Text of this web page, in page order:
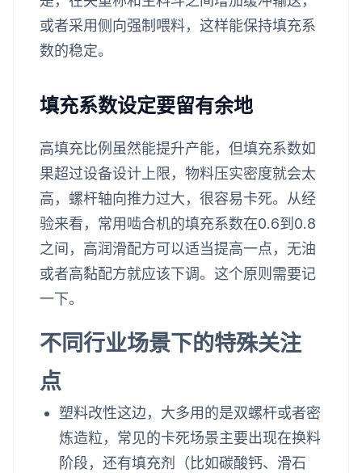
或者采用侧向强制喂料，这样能保持填充系
数的稳定。
填充系数设定要留有余地
高填充比例虽然能提升产能，但填充系数如
果超过设备设计上限，物料压实密度就会太
高，螺杆轴向推力过大，很容易卡死。从经
验来看，常用啮合机的填充系数在0.6到0.8
之间，高润滑配方可以适当提高一点，无油
或者高黏配方就应该下调。这个原则需要记
一下。
不同行业场景下的特殊关注
点
塑料改性这边，大多用的是双螺杆或者密
炼造粒，常见的卡死场景主要出现在换料
阶段，还有填充剂（比如碳酸钙、滑石